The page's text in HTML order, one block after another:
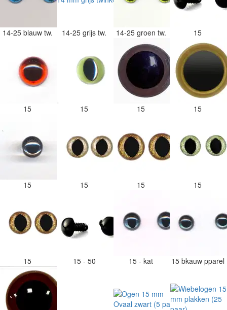
14-25 blauw tw. 14-25 grijs tw. 14-25 groen tw. 15
15 15 15 15
15 15 15 15
15 15 - 50 15 - kat 15 bkauw pparel